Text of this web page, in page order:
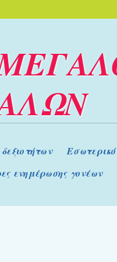
ενημέρωσης γονέων